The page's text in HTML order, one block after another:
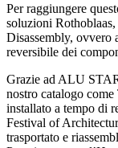
Per raggiungere
soluzioni
Disassembly, ovvero
reversibile dei
Grazie ad ALU
nostro catalogo
installato a tempo di
Festival of
trasportato e